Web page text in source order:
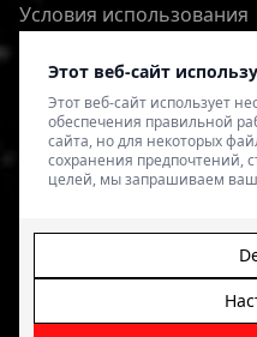
Этот веб-сайт
Этот веб-сайт использует
обеспечения правильной
сайта, но для некоторых
сохранения предпочтений,
целей, мы запрашиваем
Условия использования
Политика
© 2026 4SPEED.LV. Visas
veikala izveide - Magecode.